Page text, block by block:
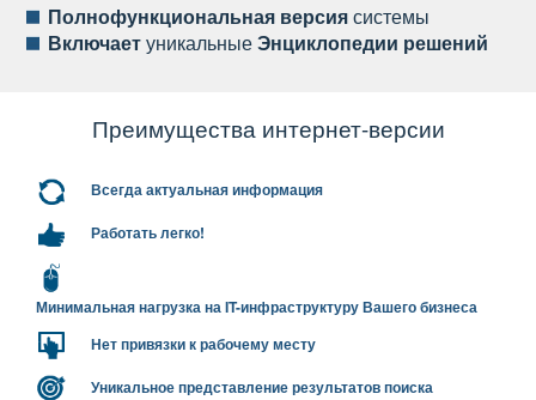
Полнофункциональная версиясистемы
ключаетуникальныеЭнциклопедии решений
Преимущества интернет-версии
сегда актуальная информация
Работать легко!
Минимальная нагрузка на IT-инфраструктуру Вашего бизнеса
Нет привязки к рабочему месту
Уникальное представление результатов поиска